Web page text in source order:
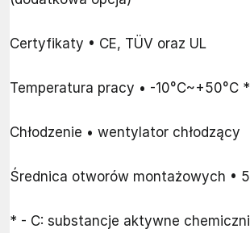
Certyfikaty • CE, TÜV oraz UL
Temperatura pracy • -10°C~+50°C
Chłodzenie • wentylator chłodzący
Średnica otworów montażowych •
* - C: substancje aktywne